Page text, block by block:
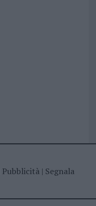
Pubblicità| Segnala